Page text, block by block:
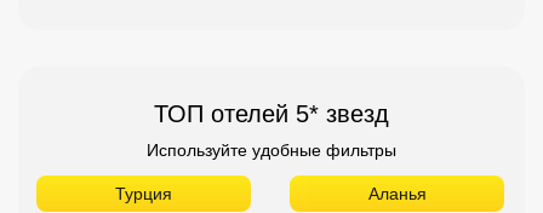
ТОП отелей 5* звезд
Используйте удобные фильтры
Турция Аланья